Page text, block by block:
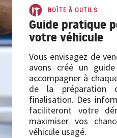
BOÎTE À OUTILS
Guide pratique
votre véhicule
Vous envisagez de
avons créé un
accompagner à
de la
finalisation. Des
faciliteront votre
maximiser vos
véhicule usagé.